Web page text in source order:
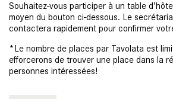
Souhaitez-vous participer à un table
moyen du bouton ci-dessous. Le
contactera rapidement pour confirmer
*Le nombre de places par Tavolata est
efforcerons de trouver une place dans la
personnes intéressées!